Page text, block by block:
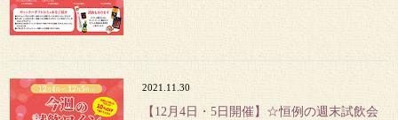
2021.11.30
【12月4日・5日開催】☆恒例の週末試飲会